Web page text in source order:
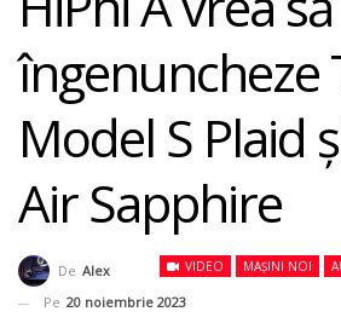
îngenuncheze
Model S Plaid
Air Sapphire
VIDEO MAȘINI NOI
De Alex
Pe 20 noiembrie 2023